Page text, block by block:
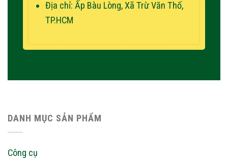
Địa chỉ: Ấp Bàu Lòng, Xã Trừ Văn Thố,
TP.HCM
DANH MỤC SẢN PHẨM
Công cụ